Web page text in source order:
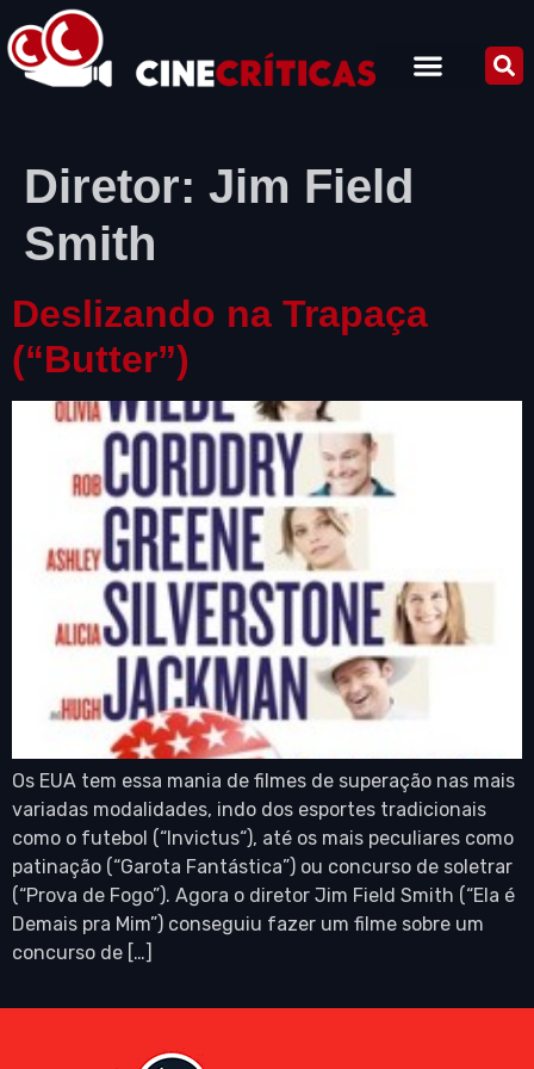
Diretor: Jim Field
Smith
Deslizando na Trapaça
(“Butter”)
Os EUA tem essa mania de filmes de superação nas mais
variadas modalidades, indo dos esportes tradicionais
como o futebol (“Invictus“), até os mais peculiares como
patinação (“Garota Fantástica”) ou concurso de soletrar
(“Prova de Fogo”). Agora o diretor Jim Field Smith (“Ela é
Demais pra Mim”) conseguiu fazer um filme sobre um
concurso de […]